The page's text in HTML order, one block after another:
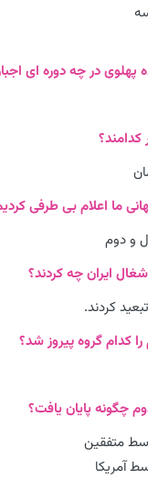
و دوم
کردند.
متفقین
آمریکا